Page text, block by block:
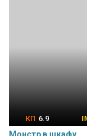
6.9
Монстр в шкафу